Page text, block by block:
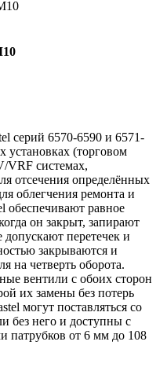
серий 6570-6590 и 6571-
установках (торговом
VRF системах,
отсечения определённых
облегчения ремонта и
обеспечивают равное
он закрыт, запирают
перетечек и
закрываются и
на четверть оборота.
вентили с обоих сторон
их замены без потерь
могут поставляться со
без него и доступны с
патрубков от 6 мм до 108